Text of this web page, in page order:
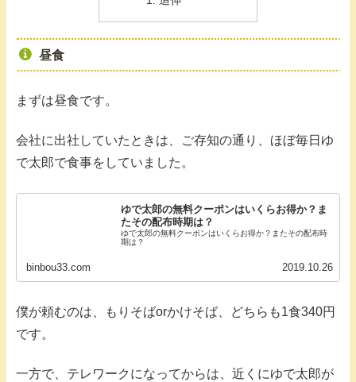
昼食
まずは昼食です。
会社に出社していたときは、ご存知の通り、ほぼ毎日ゆ
で太郎で食事をしていました。
ゆで太郎の無料クーポンはいくらお得か？ま
たその配布時期は？
ゆで太郎の無料クーポンはいくらお得か？またその配布時
期は？
binbou33.com 2019.10.26
僕が頼むのは、もりそばorかけそば、どちらも1食340円
です。
一方で、テレワークになってからは、近くにゆで太郎が